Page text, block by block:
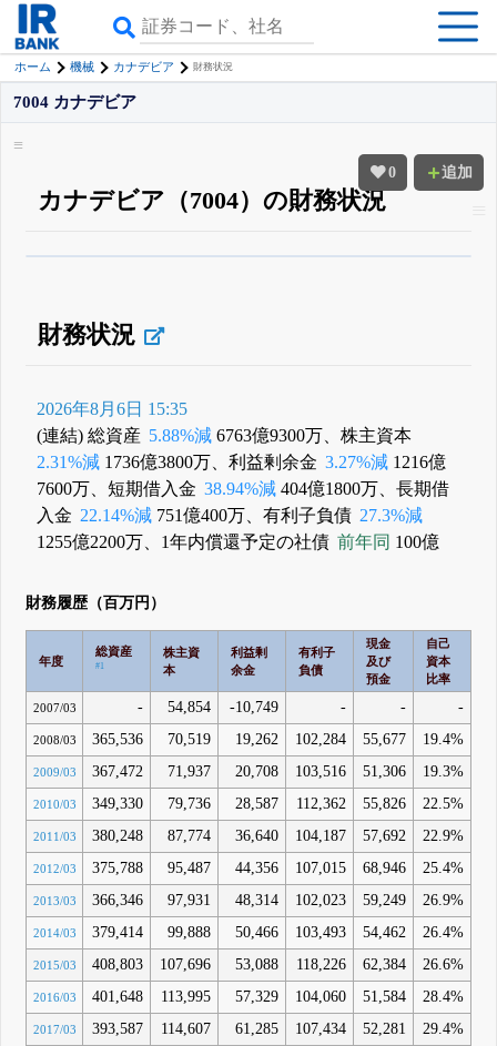
ホーム 機械 カナデビア 財務状況
0 追加
7004 カナデビア
カナデビア（7004）の財務状況
登録すると永久30%OFFと米株版の先行利用も付きます
財務状況
2026年8月6日 15:35
(連結) 総資産 5.88%減 6763億9300万、株主資本
2.31%減 1736億3800万、利益剰余金 3.27%減 1216億
7600万、短期借入金 38.94%減 404億1800万、長期借
入金 22.14%減 751億400万、有利子負債 27.3%減
1255億2200万、1年内償還予定の社債 前年同 100億
財務履歴（百万円）
年度
総資産
#1
株主資
本
利益剰
余金
有利子
負債
現金
及び
預金
自己
資本
比率
2007/03 - 54,854 -10,749 - - -
2008/03 365,536 70,519 19,262 102,284 55,677 19.4%
2009/03 367,472 71,937 20,708 103,516 51,306 19.3%
2010/03 349,330 79,736 28,587 112,362 55,826 22.5%
2011/03 380,248 87,774 36,640 104,187 57,692 22.9%
2012/03 375,788 95,487 44,356 107,015 68,946 25.4%
2013/03 366,346 97,931 48,314 102,023 59,249 26.9%
2014/03 379,414 99,888 50,466 103,493 54,462 26.4%
2015/03 408,803 107,696 53,088 118,226 62,384 26.6%
2016/03 401,648 113,995 57,329 104,060 51,584 28.4%
2017/03 393,587 114,607 61,285 107,434 52,281 29.4%